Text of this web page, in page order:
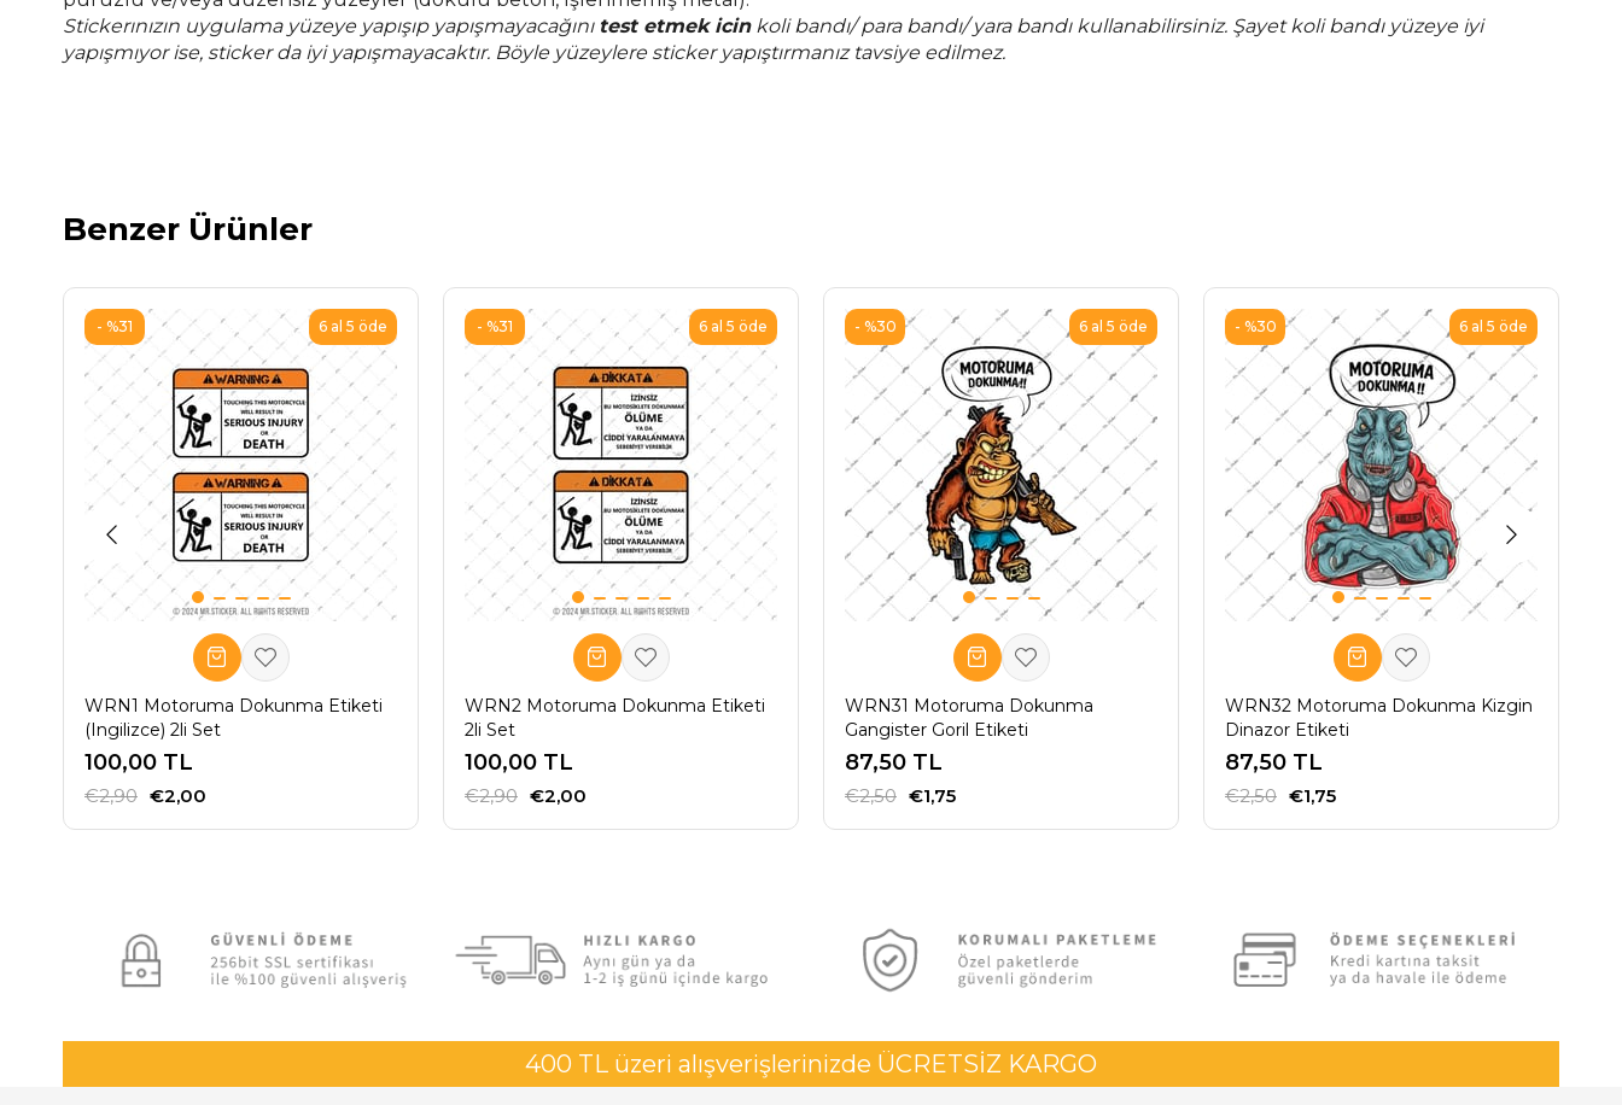
Stickerınızın uygulama yüzeye yapışıp yapışmayacağını test etmek icinkoli bandı/ para bandı/ yara bandı kullanabilirsiniz. Şayet koli bandı yüzeye iyi
yapışmıyor ise, sticker da iyi yapışmayacaktır. Böyle yüzeylere sticker yapıştırmanız tavsiye edilmez.
Benzer Ürünler
WRN1 Motoruma Dokunma Etiketi
(Ingilizce) 2li Set
100,00 TL
€2,00
€2,90
%31 6 al 5 öde
WRN2 Motoruma Dokunma Etiketi
2li Set
100,00 TL
€2,00
€2,90
%31 6 al 5 öde
WRN31 Motoruma Dokunma
Gangister Goril Etiketi
87,50 TL
€1,75
€2,50
%30 6 al 5 öde
WRN32 Motoruma Dokunma Kizgin
Dinazor Etiketi
87,50 TL
€1,75
€2,50
%30 6 al 5 öde
400 TL üzeri alışverişlerinizde ÜCRETSİZ KARGO